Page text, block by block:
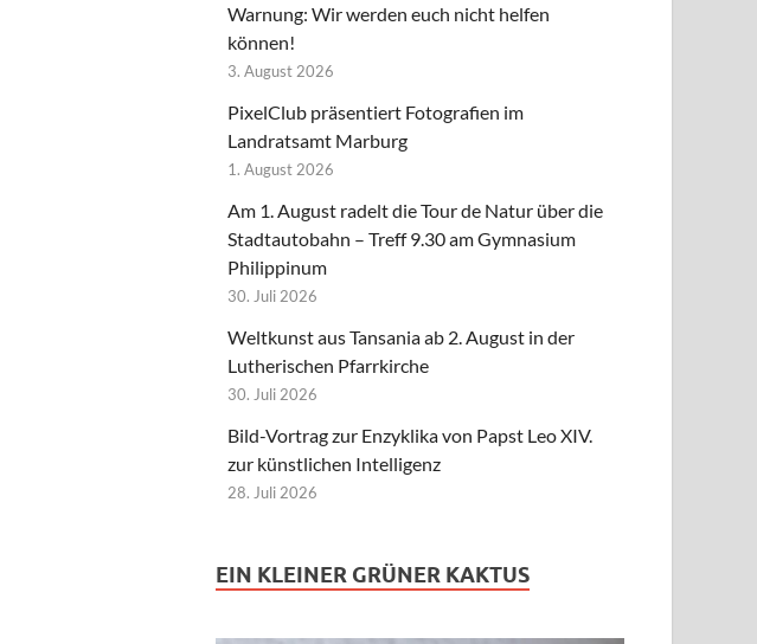
Warnung: Wir werden euch nicht helfen
können!
3. August 2026
PixelClub präsentiert Fotografien im
Landratsamt Marburg
1. August 2026
Am 1. August radelt die Tour de Natur über die
Stadtautobahn – Treff 9.30 am Gymnasium
Philippinum
30. Juli 2026
Weltkunst aus Tansania ab 2. August in der
Lutherischen Pfarrkirche
30. Juli 2026
Bild-Vortrag zur Enzyklika von Papst Leo XIV.
zur künstlichen Intelligenz
28. Juli 2026
EIN KLEINER GRÜNER KAKTUS